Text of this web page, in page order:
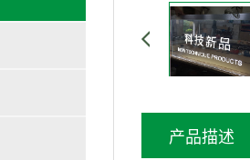
产品描述